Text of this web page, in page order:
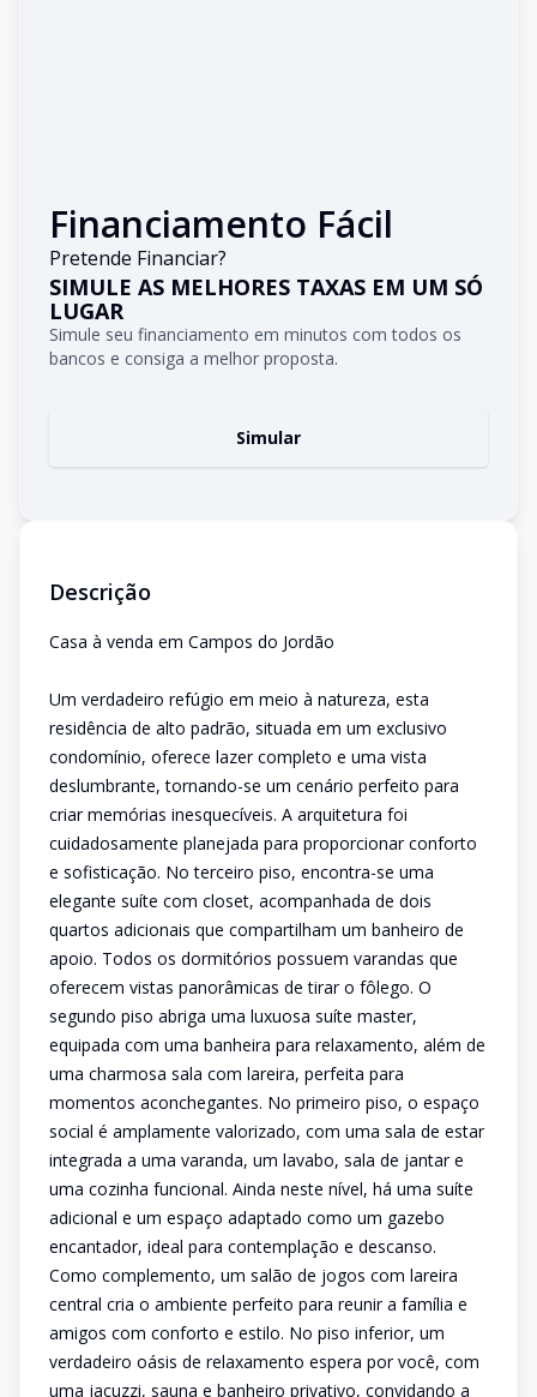
Financiamento Fácil
Pretende Financiar?
SIMULE AS MELHORES TAXAS EM UM SÓ
LUGAR
Simule seu financiamento em minutos com todos os
bancos e consiga a melhor proposta.
Simular
Descrição
Casa à venda em Campos do Jordão
Um verdadeiro refúgio em meio à natureza, esta
residência de alto padrão, situada em um exclusivo
condomínio, oferece lazer completo e uma vista
deslumbrante, tornando-se um cenário perfeito para
criar memórias inesquecíveis. A arquitetura foi
cuidadosamente planejada para proporcionar conforto
e sofisticação. No terceiro piso, encontra-se uma
elegante suíte com closet, acompanhada de dois
quartos adicionais que compartilham um banheiro de
apoio. Todos os dormitórios possuem varandas que
oferecem vistas panorâmicas de tirar o fôlego. O
segundo piso abriga uma luxuosa suíte master,
equipada com uma banheira para relaxamento, além de
uma charmosa sala com lareira, perfeita para
momentos aconchegantes. No primeiro piso, o espaço
social é amplamente valorizado, com uma sala de estar
integrada a uma varanda, um lavabo, sala de jantar e
uma cozinha funcional. Ainda neste nível, há uma suíte
adicional e um espaço adaptado como um gazebo
encantador, ideal para contemplação e descanso.
Como complemento, um salão de jogos com lareira
central cria o ambiente perfeito para reunir a família e
amigos com conforto e estilo. No piso inferior, um
verdadeiro oásis de relaxamento espera por você, com
uma jacuzzi, sauna e banheiro privativo, convidando a